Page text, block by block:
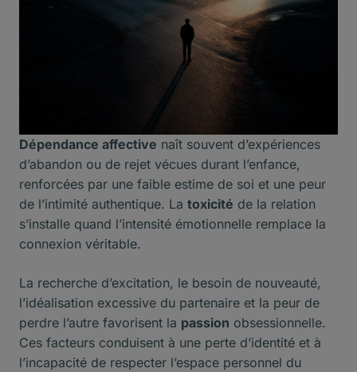
Dépendance affective naît souvent d’expériences
d’abandon ou de rejet vécues durant l’enfance,
renforcées par une faible estime de soi et une peur
de l’intimité authentique. La toxicité de la relation
s’installe quand l’intensité émotionnelle remplace la
connexion véritable.
La recherche d’excitation, le besoin de nouveauté,
l’idéalisation excessive du partenaire et la peur de
perdre l’autre favorisent la passion obsessionnelle.
Ces facteurs conduisent à une perte d’identité et à
l’incapacité de respecter l’espace personnel du